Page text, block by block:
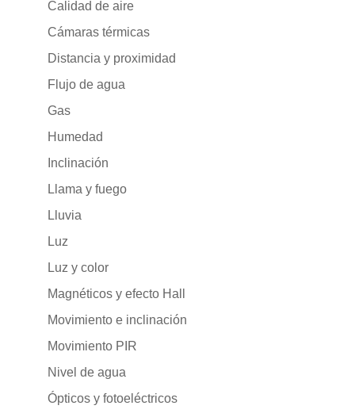
Calidad de aire
Cámaras térmicas
Distancia y proximidad
Flujo de agua
Gas
Humedad
Inclinación
Llama y fuego
Lluvia
Luz
Luz y color
Magnéticos y efecto Hall
Movimiento e inclinación
Movimiento PIR
Nivel de agua
Ópticos y fotoeléctricos